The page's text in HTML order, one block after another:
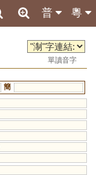
粵
普
單讀音字
簡